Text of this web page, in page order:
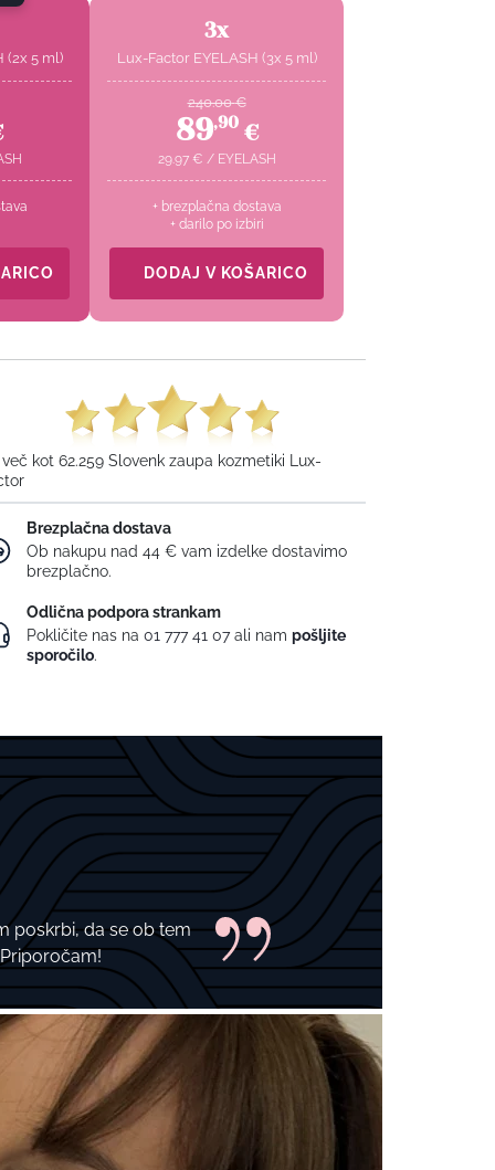
(2x 5 ml)
3x
Lux-Factor EYELASH (3x 5 ml)
240.00 €
89,90 €
29.97 € / EYELASH
+ brezplačna dostava
+ darilo po izbiri
DODAJ V KOŠARICO
kot 62.259 Slovenk zaupa kozmetiki Lux-
Brezplačna dostava
Ob nakupu nad 44 € vam izdelke dostavimo
brezplačno.
Odlična podpora strankam
Pokličite nas na 01 777 41 07ali nam pošljite
sporočilo.
poskrbi, da se ob tem